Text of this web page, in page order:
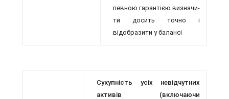
певною гарантією визначи­
ти досить точно і
відобразити у балансі
Сукупність усіх невідчутних
активів (включаючи